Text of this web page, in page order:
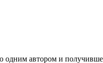
автором и